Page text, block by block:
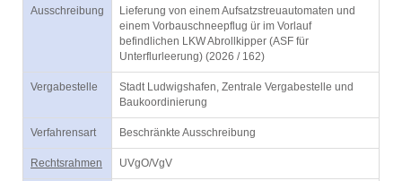
Ausschreibung
Lieferung von einem Aufsatzstreuautomaten und
einem Vorbauschneepflug ür im Vorlauf
befindlichen LKW Abrollkipper (ASF für
Unterflurleerung) (2026 / 162)
Vergabestelle
Stadt Ludwigshafen, Zentrale Vergabestelle und
Baukoordinierung
Verfahrensart Beschränkte Ausschreibung
Rechtsrahmen UVgO/VgV